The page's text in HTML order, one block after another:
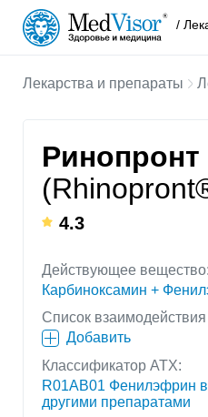
/
Лекарства и препараты
Ринопронт
4.3
Действующее вещество:
Карбиноксамин +
Список
Добавить
Классификатор АТХ:
R01AB01 Фенилэфрин
другими препаратами